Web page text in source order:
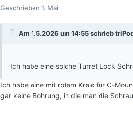
Geschrieben 1. Mai
Am 1.5.2026 um 14:55 schrieb
Ich habe eine solche Turret Lock
Ich habe eine mit rotem Kreis für C-
gar keine Bohrung, in die man die